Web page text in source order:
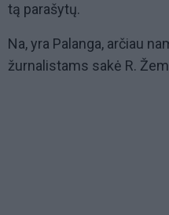
tą parašytų.
Na, yra Palanga, arčiau
žurnalistams sakė R.